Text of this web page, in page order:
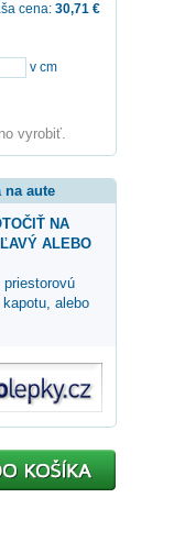
cena: 30,71 €
v cm
vyrobiť.
na aute
NA
ALEBO
alebo